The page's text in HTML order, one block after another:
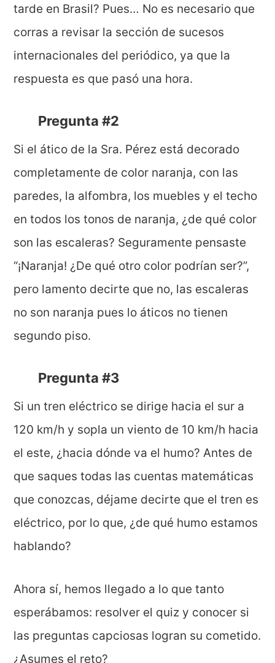
tarde en Brasil? Pues… No es necesario que
corras a revisar la sección de sucesos
internacionales del periódico, ya que la
respuesta es que pasó una hora.
Pregunta #2
Si el ático de la Sra. Pérez está decorado
completamente de color naranja, con las
paredes, la alfombra, los muebles y el techo
en todos los tonos de naranja, ¿de qué color
son las escaleras? Seguramente pensaste
“¡Naranja! ¿De qué otro color podrían ser?”,
pero lamento decirte que no, las escaleras
no son naranja pues lo áticos no tienen
segundo piso.
Pregunta #3
Si un tren eléctrico se dirige hacia el sur a
120 km/h y sopla un viento de 10 km/h hacia
el este, ¿hacia dónde va el humo? Antes de
que saques todas las cuentas matemáticas
que conozcas, déjame decirte que el tren es
eléctrico, por lo que, ¿de qué humo estamos
hablando?
Ahora sí, hemos llegado a lo que tanto
esperábamos: resolver el quiz y conocer si
las preguntas capciosas logran su cometido.
¿Asumes el reto?